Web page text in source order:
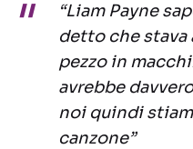
“Liam Payne
detto che
pezzo in
avrebbe
noi quindi
canzone”